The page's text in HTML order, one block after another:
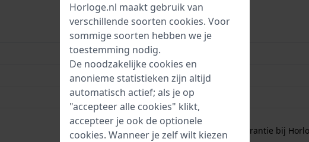
LC2001146
7613272417341
38 mm
3 Bar (handen wassen)
2 jaar garantie
Gratis1 jaar extra garantie bij
Horloge.nl maakt gebruik van
verschillende soorten cookies. Voor
sommige soorten hebben we je
toestemming nodig.
De noodzakelijke cookies en
anonieme statistieken zijn altijd
automatisch actief; als je op
"accepteer alle cookies" klikt,
accepteer je ook de optionele
cookies. Wanneer je zelf wilt kiezen